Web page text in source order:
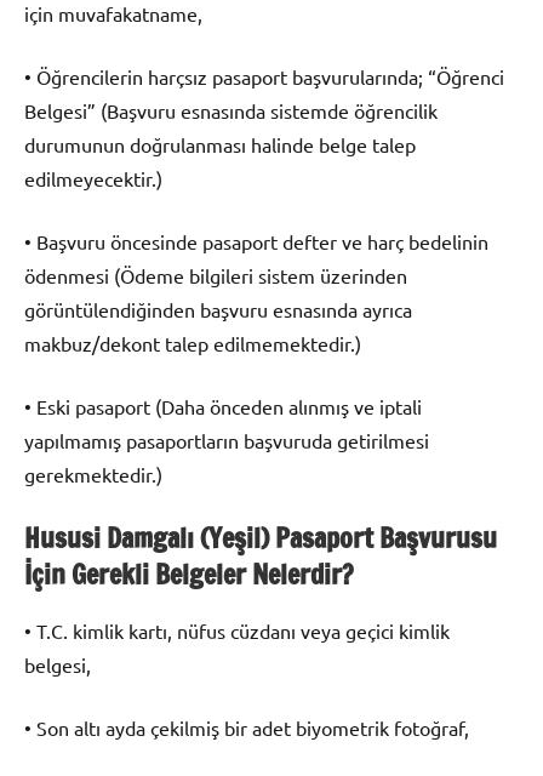
için muvafakatname,
• Öğrencilerin harçsız pasaport başvurularında; “Öğrenci
Belgesi” (Başvuru esnasında sistemde öğrencilik
durumunun doğrulanması halinde belge talep
edilmeyecektir.)
• Başvuru öncesinde pasaport defter ve harç bedelinin
ödenmesi (Ödeme bilgileri sistem üzerinden
görüntülendiğinden başvuru esnasında ayrıca
makbuz/dekont talep edilmemektedir.)
• Eski pasaport (Daha önceden alınmış ve iptali
yapılmamış pasaportların başvuruda getirilmesi
gerekmektedir.)
Hususi Damgalı (Yeşil) Pasaport Başvurusu
İçin Gerekli Belgeler Nelerdir?
• T.C. kimlik kartı, nüfus cüzdanı veya geçici kimlik
belgesi,
• Son altı ayda çekilmiş bir adet biyometrik fotoğraf,